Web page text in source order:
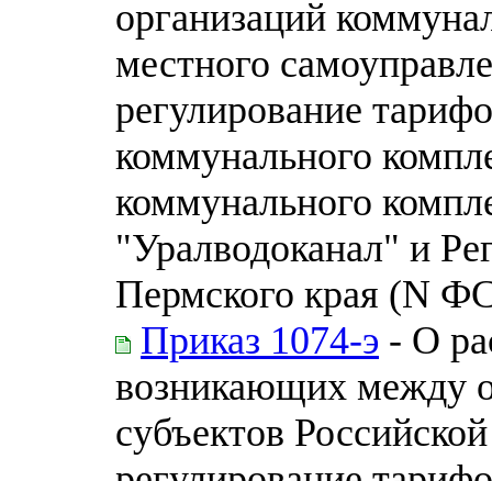
организаций
местного
регулирование
коммунального
коммунального
"Уралводоканал" и
Пермского края (N
Приказ 1074-э - О
возникающих между
субъектов